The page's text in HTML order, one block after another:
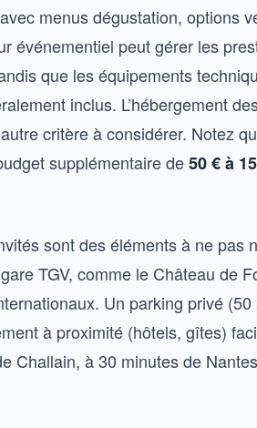
menus dégustation, options
événementiel peut gérer les
que les équipements
inclus. L’hébergement
critère à considérer. Notez
supplémentaire de50 € à
sont des éléments à ne pas
TGV, comme le Château de
Un parking privé (50
à proximité (hôtels, gîtes)
Challain, à 30 minutes de